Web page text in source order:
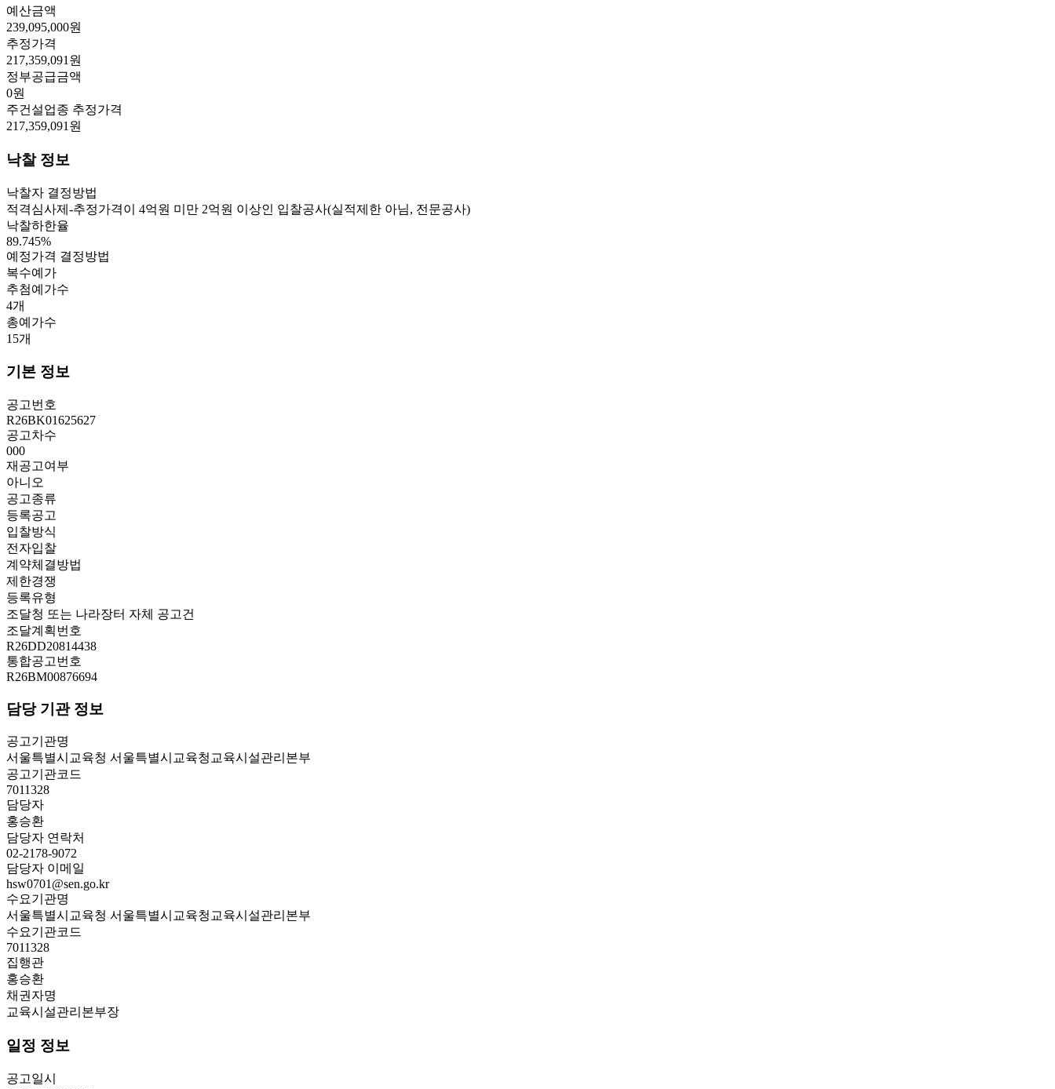
예산금액
239,095,000원
추정가격
217,359,091 원
정부공급금액
0원
주건설업종 추정가격
217,359,091 원
낙찰 정보
낙찰자 결정방법
적격심사제-추정가격이 4억원 미만 2억원 이상인 입찰공사(실적제한 아님, 전문공사)
낙찰하한율
89.745%
예정가격 결정방법
복수예가
추첨예가수
4개
총예가수
15개
기본 정보
공고번호
R26BK01625627
공고차수
000
재공고여부
아니오
공고종류
등록공고
입찰방식
전자입찰
계약체결방법
제한경쟁
등록유형
조달청 또는 나라장터 자체 공고건
조달계획번호
R26DD20814438
통합공고번호
R26BM00876694
담당 기관 정보
공고기관명
서울특별시교육청 서울특별시교육청교육시설관리본부
공고기관코드
7011328
담당자
홍승환
담당자 연락처
02-2178-9072
담당자 이메일
hsw0701@sen.go.kr
수요기관명
서울특별시교육청 서울특별시교육청교육시설관리본부
수요기관코드
7011328
집행관
홍승환
채권자명
교육시설관리본부장
일정 정보
공고일시